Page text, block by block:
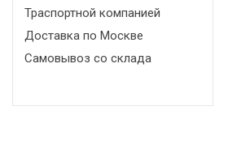
Траспортной компанией
Доставка по Москве
Самовывоз со склада